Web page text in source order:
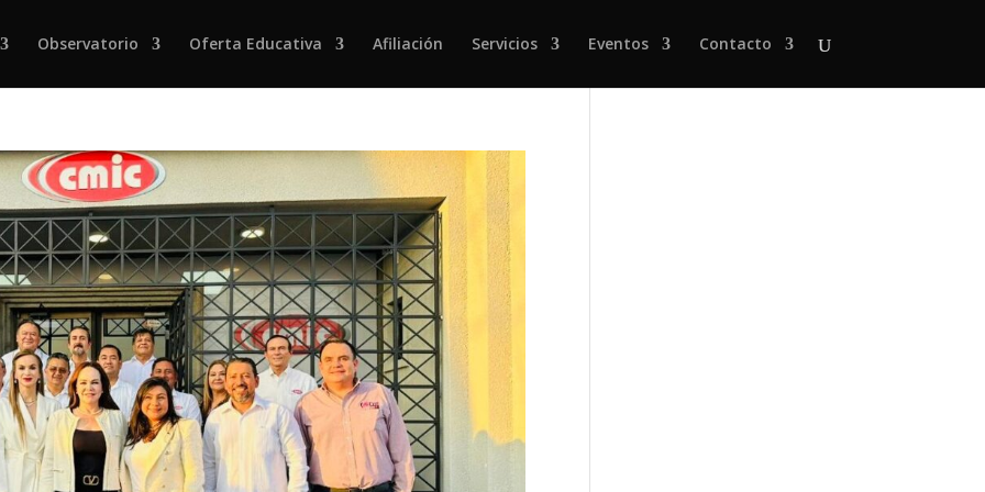
Observatorio Oferta Educativa Afiliación Servicios Eventos Contacto